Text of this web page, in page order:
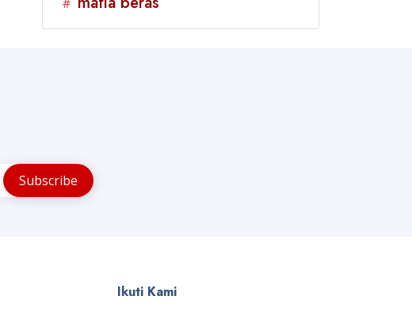
Ikuti Kami